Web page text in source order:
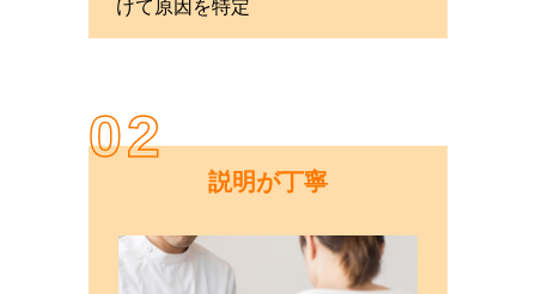
けて原因を特定
02
説明が丁寧